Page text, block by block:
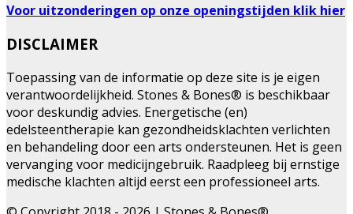
Voor uitzonderingen op onze openingstijden klik hier
DISCLAIMER
Toepassing van de informatie op deze site is je eigen
verantwoordelijkheid. Stones & Bones® is beschikbaar
voor deskundig advies. Energetische (en)
edelsteentherapie kan gezondheidsklachten verlichten
en behandeling door een arts ondersteunen. Het is geen
vervanging voor medicijngebruik. Raadpleeg bij ernstige
medische klachten altijd eerst een professioneel arts.